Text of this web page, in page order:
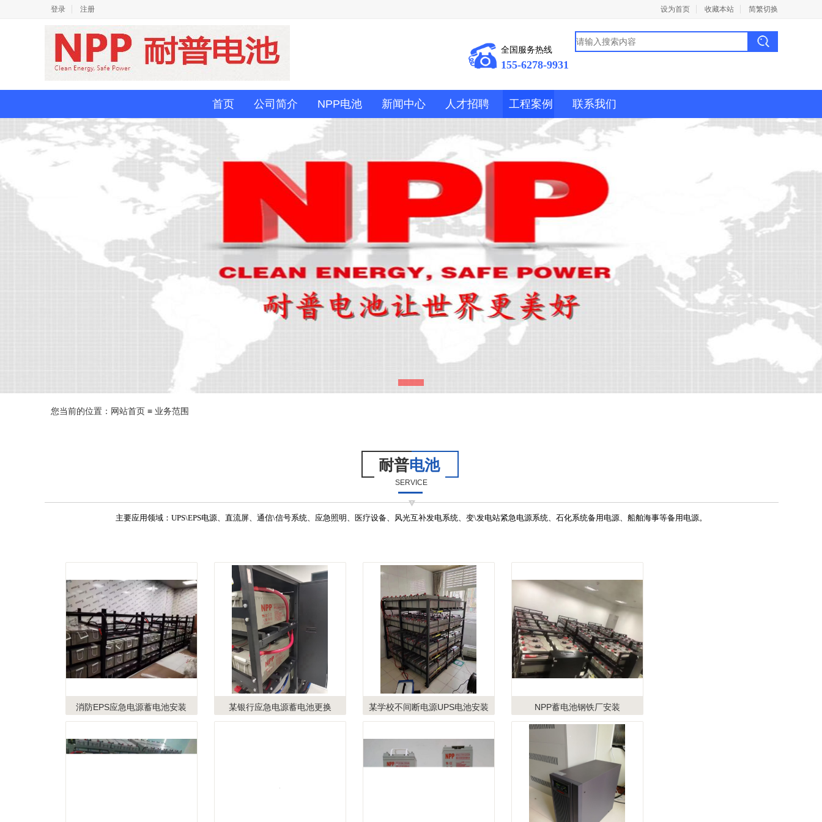
登录 注册 设为首页 收藏本站 简繁切换
全国服务热线
155-6278-9931
首页 公司简介 NPP电池 新闻中心 人才招聘 工程案例 联系我们
1
您当前的位置： 网站首页≡ 业务范围
耐普电池
SERVICE
主要应用领域 ：UPS\EPS电源、直流屏、通信\信号系统、应急照明、医疗设备、风光互补发电系统、变\发电站紧急电源系统、石化系统备用电源、船舶海事等备用电源。
消防EPS应急电源蓄电池安装 某银行应急电源蓄电池更换 某学校不间断电源UPS电池安装 NPP蓄电池钢铁厂安装